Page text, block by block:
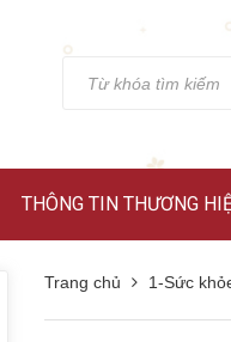
THÔNG TIN THƯƠNG
Trang chủ 1-Sức